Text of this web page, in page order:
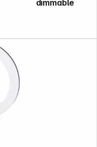
Walimex Pro LED Video Light with 36 LED dimmable